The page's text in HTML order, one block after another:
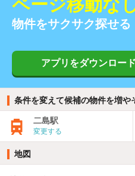
ページ移動な
物件をサクサク探せる
アプリをダウンロード
条件を変えて候補の物件を増や
二島駅
変更する
地図